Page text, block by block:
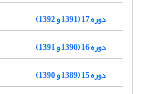
دوره 17 (1391 و 1392)
دوره 16 (1390 و 1391)
دوره 15 (1389 و 1390)